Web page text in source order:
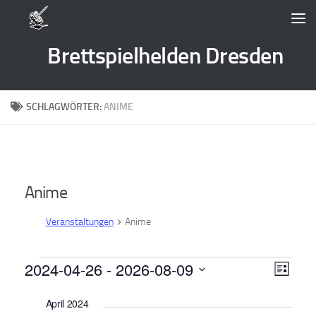
Zum Inhalt springen
Brettspielhelden Dresden
SCHLAGWÖRTER:ANIME
Anime
Veranstaltungen Anime
Veranstaltungen
AV
r
Liste
2024-04-26 - 2026-08-09
wählen.April 2024